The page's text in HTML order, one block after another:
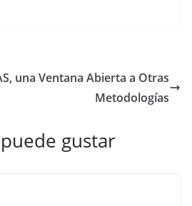
una Ventana Abierta a Otras
Metodologías
gustar